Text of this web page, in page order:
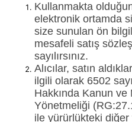
Kullanmakta
elektronik ortamda
size sunulan ön
mesafeli satış
sayılırsınız.
Alıcılar, satın
ilgili olarak 6502
Hakkında Kanun
Yönetmeliği
ile yürürlükteki